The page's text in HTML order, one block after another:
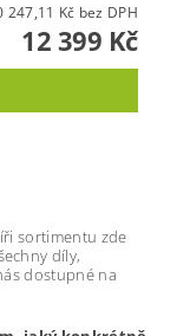
10 247,11 Kč bez DPH
12 399 Kč
sortimentu zde
díly,
dostupné na